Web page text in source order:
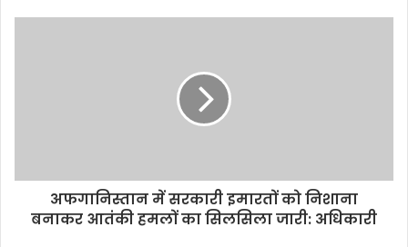
अफगानिस्तान में सरकारी इमारतों को निशाना
बनाकर आतंकी हमलों का सिलसिला जारी: अधिकारी